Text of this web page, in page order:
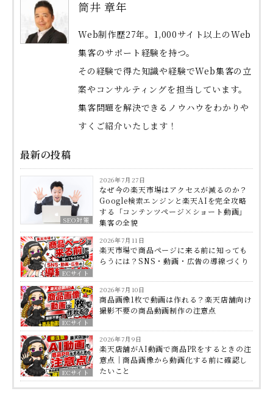
筒井 章年
Web制作歴27年。1,000サイト以上のWeb
集客のサポート経験を持つ。
その経験で得た知識や経験でWeb集客の立
案やコンサルティングを担当しています。
集客問題を解決できるノウハウをわかりや
すくご紹介いたします！
最新の投稿
SEO対策
2026年7月27日
なぜ今の楽天市場はアクセスが減るのか？
Google検索エンジンと楽天AIを完全攻略
する「コンテンツページ×ショート動画」
集客の全貌
ECサイト
2026年7月11日
楽天市場で商品ページに来る前に知っても
らうには？SNS・動画・広告の導線づくり
ECサイト
2026年7月10日
商品画像1枚で動画は作れる？楽天店舗向け
撮影不要の商品動画制作の注意点
ECサイト
2026年7月9日
楽天店舗がAI動画で商品PRをするときの注
意点｜商品画像から動画化する前に確認し
たいこと